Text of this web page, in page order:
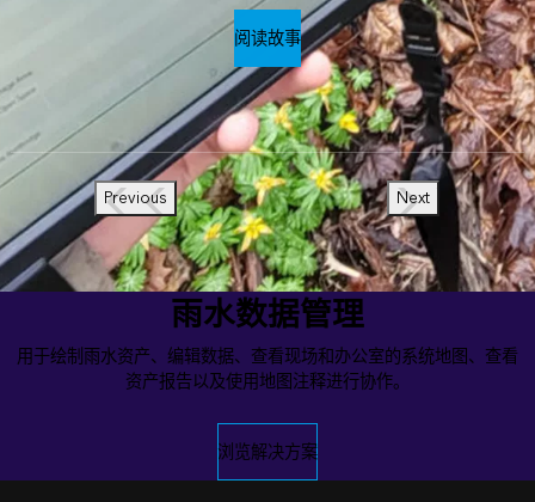
阅读故事
Previous Next
雨水数据管理
用于绘制雨水资产、编辑数据、查看现场和办公室的系统地图、查看
资产报告以及使用地图注释进行协作。
浏览解决方案